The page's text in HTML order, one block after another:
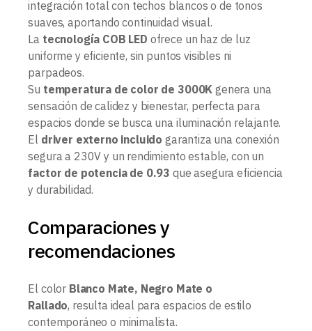
integración total con techos blancos o de tonos
suaves, aportando continuidad visual.
La tecnología COB LED ofrece un haz de luz
uniforme y eficiente, sin puntos visibles ni
parpadeos.
Su temperatura de color de 3000K genera una
sensación de calidez y bienestar, perfecta para
espacios donde se busca una iluminación relajante.
El driver externo incluido garantiza una conexión
segura a 230V y un rendimiento estable, con un
factor de potencia de 0.93 que asegura eficiencia
y durabilidad.
Comparaciones y
recomendaciones
El color Blanco Mate, Negro Mate o
Rallado, resulta ideal para espacios de estilo
contemporáneo o minimalista.